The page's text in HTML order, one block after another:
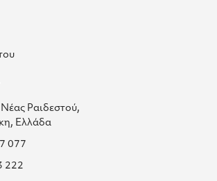
Ραιδεστού,
Ελλάδα
077
222